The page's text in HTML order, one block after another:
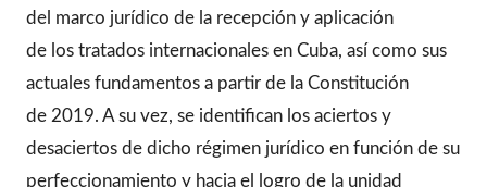
del marco jurídico de la recepción y aplicación
de los tratados internacionales en Cuba, así como sus
actuales fundamentos a partir de la Constitución
de 2019. A su vez, se identifican los aciertos y
desaciertos de dicho régimen jurídico en función de su
perfeccionamiento y hacia el logro de la unidad